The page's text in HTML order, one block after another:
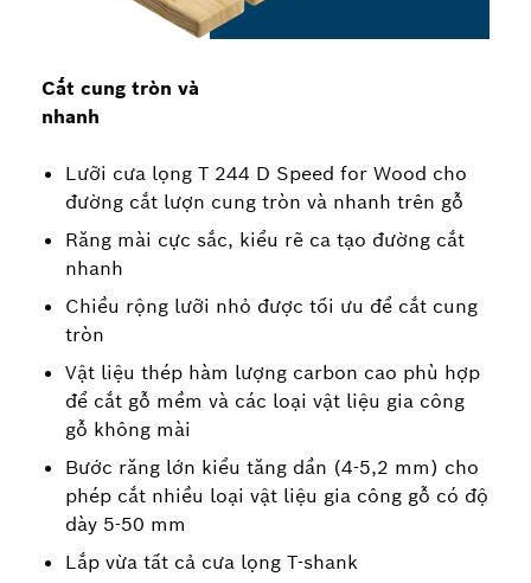
Cắt cung tròn và
nhanh
Lưỡi cưa lọng T 244 D Speed for Wood cho
đường cắt lượn cung tròn và nhanh trên gỗ
Răng mài cực sắc, kiểu rẽ ca tạo đường cắt
nhanh
Chiều rộng lưỡi nhỏ được tối ưu để cắt cung
tròn
Vật liệu thép hàm lượng carbon cao phù hợp
để cắt gỗ mềm và các loại vật liệu gia công
gỗ không mài
Bước răng lớn kiểu tăng dần (4-5,2 mm) cho
phép cắt nhiều loại vật liệu gia công gỗ có độ
dày 5-50 mm
Lắp vừa tất cả cưa lọng T-shank